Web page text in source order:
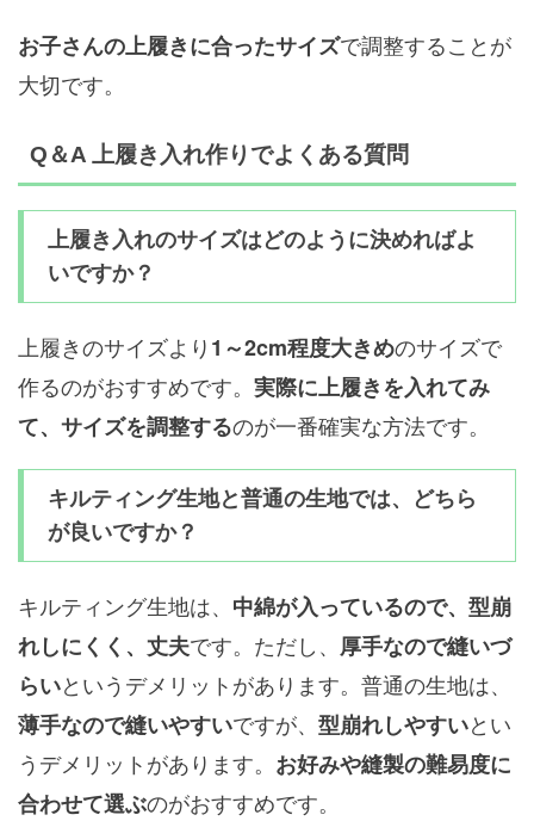
お子さんの上履きに合ったサイズで調整することが
大切です。
Q＆A 上履き入れ作りでよくある質問
上履き入れのサイズはどのように決めればよ
いですか？
上履きのサイズより1～2cm程度大きめのサイズで
作るのがおすすめです。 実際に上履きを入れてみ
て、サイズを調整するのが一番確実な方法です。
キルティング生地と普通の生地では、どちら
が良いですか？
キルティング生地は、 中綿が入っているので、型崩
れしにくく、丈夫です。ただし、 厚手なので縫いづ
らいというデメリットがあります。普通の生地は、
薄手なので縫いやすいですが、 型崩れしやすいとい
うデメリットがあります。 お好みや縫製の難易度に
合わせて選ぶのがおすすめです。